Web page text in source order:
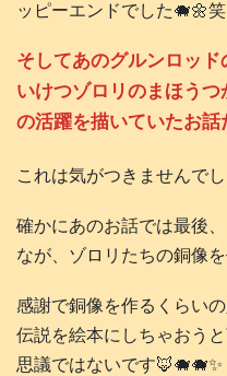
ッピーエンドでした🐗🌼笑
そしてあのグルンロッ
いけつゾロリのまほう
の活躍を描いていたお話
これは気がつきませんでし
確かにあのお話では最後
なが、ゾロリたちの銅像
感謝で銅像を作るくらい
伝説を絵本にしちゃおう
思議ではないです🦊🐗🐗✨